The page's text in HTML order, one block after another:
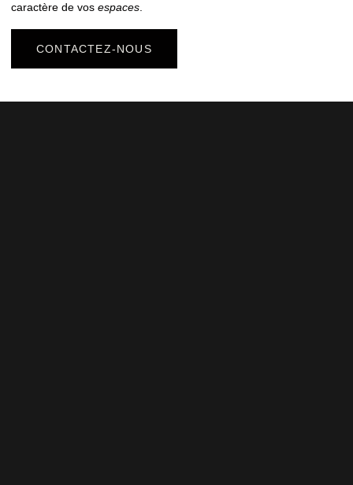
caractère de vos espaces
CONTACTEZ-NOUS